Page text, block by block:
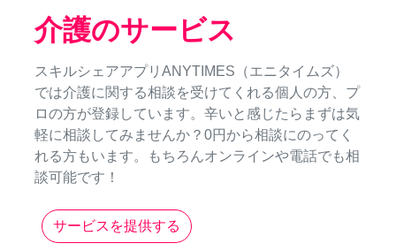
介護のサービス
スキルシェアアプリANYTIMES（エニタイムズ）
では介護に関する相談を受けてくれる個人の方、プ
ロの方が登録しています。辛いと感じたらまずは気
軽に相談してみませんか？0円から相談にのってく
れる方もいます。もちろんオンラインや電話でも相
談可能です！
サービスを提供する